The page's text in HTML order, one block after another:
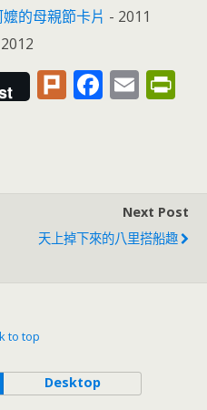
的母親節卡片 - 2011
Pl F
o
E
e
n
Next Post
天上掉下來的八里搭船趣
to top
Desktop